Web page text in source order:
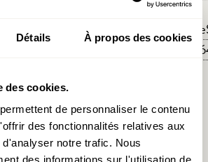
Détails À propos des cookies
des cookies.
de personnaliser le contenu
des fonctionnalités relatives aux
notre trafic. Nous
des informations sur l'utilisation de
wps/PA_RoleDesAffaires/
Articles liés